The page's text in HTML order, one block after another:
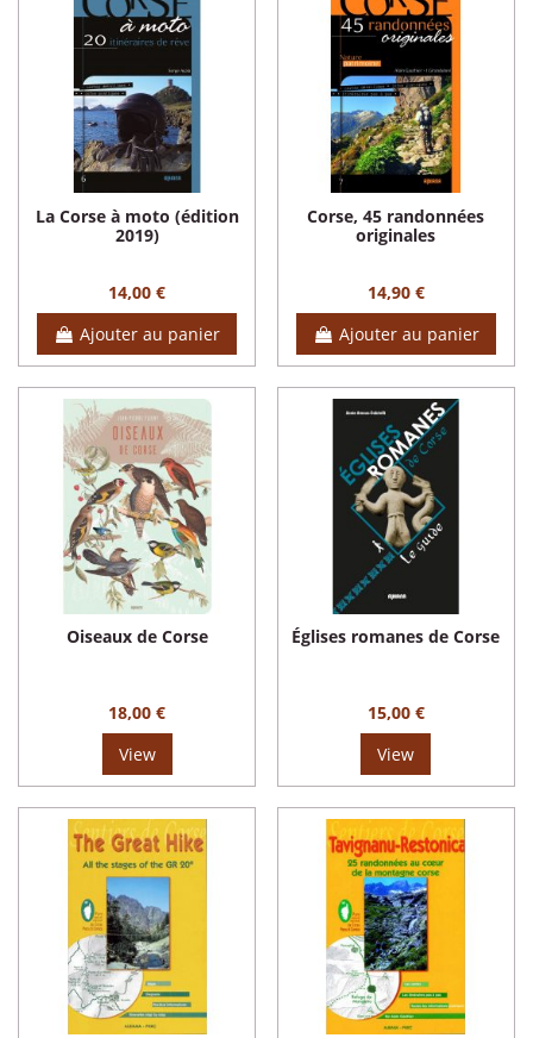
La Corse à moto (édition
2019)
14,00 €
Ajouter au panier
Corse, 45 randonnées
originales
14,90 €
Ajouter au panier
Oiseaux de Corse
18,00 €
View
Églises romanes de Corse
15,00 €
View